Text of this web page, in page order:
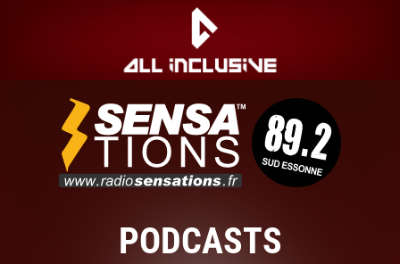
PODCASTS